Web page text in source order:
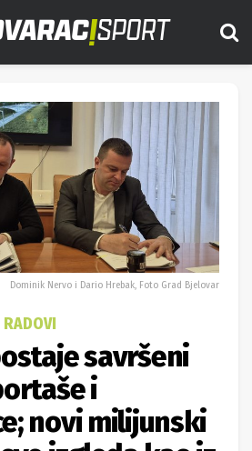
Dominik Nervo i Dario Hrebak, Foto Grad Bjelovar
savršeni
i
novi milijunski